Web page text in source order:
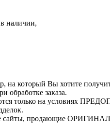
в наличии,
на который Вы хотите
обработке заказа.
только на условиях
сайты, продающие